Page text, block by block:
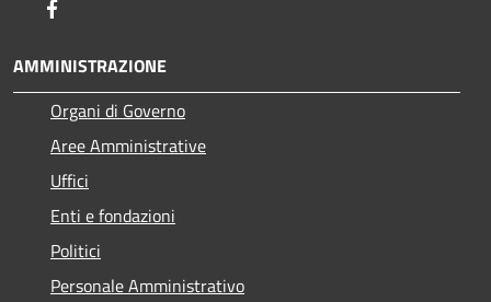
AMMINISTRAZIONE
Organi di Governo
Aree Amministrative
Uffici
Enti e fondazioni
Politici
Personale Amministrativo